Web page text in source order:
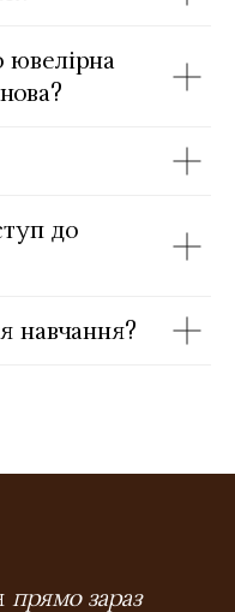
ювелірна
до
навчання?
прямо зараз